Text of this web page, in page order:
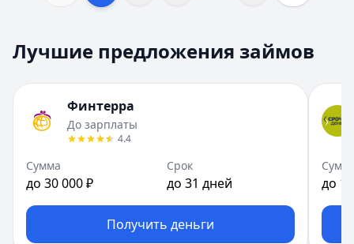
Лучшие предложения займов
Финтерра
До зарплаты
4.4
Сумма
до 30 000 ₽
Срок
до 31 дней
Получить деньги
до